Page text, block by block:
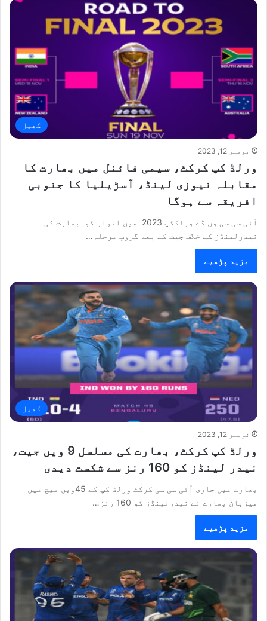
کھیل
نومبر 12, 2023
ورلڈ کپ کرکٹ، سیمی فائنل میں بھارت کا
مقابلہ نیوزی لینڈ، آسڑیلیا کا جنوبی
افریقہ سے ہوگا
آئی سی سی ون ڈے ورلڈکپ 2023 میں اتوار کو بھارت کی
نیدرلینڈز کے خلاف جیت کے بعد گروپ مرحلہ…
مزید پڑھیے
کھیل
نومبر 12, 2023
ورلڈ کپ کرکٹ، بھارت کی مسلسل 9 ویں جیت،
نیدر لینڈز کو 160 رنز سے شکست دیدی
بھارت میں جاری آئی سی سی کرکٹ ورلڈ کپ کے 45ویں میچ میں
میزبان بھارت نے نیدرلینڈز کو 160 رنز…
مزید پڑھیے